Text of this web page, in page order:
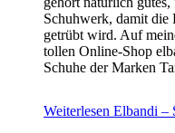
Schuhwerk, damit die
getrübt wird. Auf
tollen Online-Shop
Schuhe der Marken
Weiterlesen Elbandi –